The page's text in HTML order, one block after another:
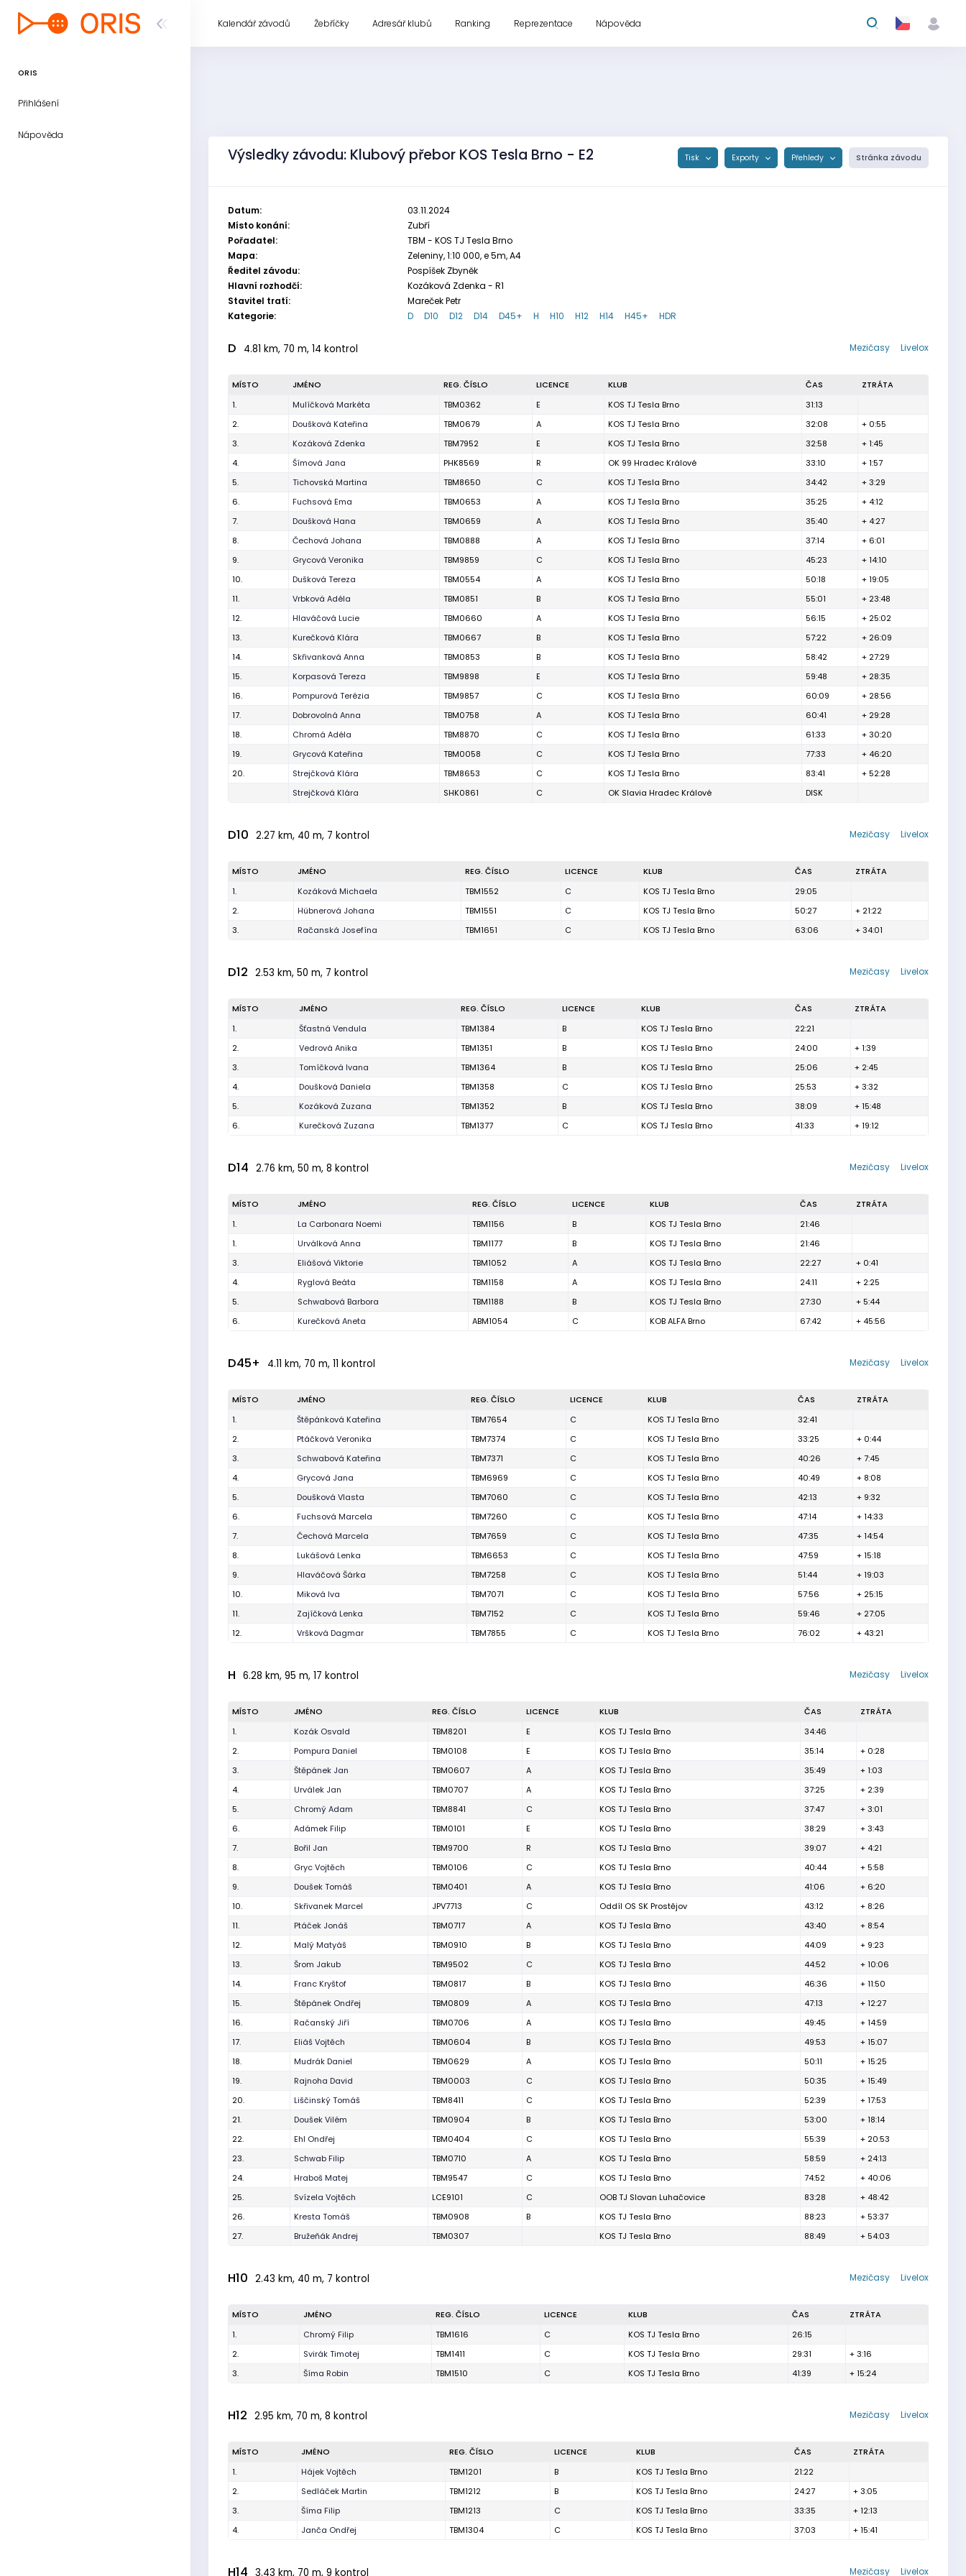
ORIS
Přihlášení
Nápověda
Kalendář závodů Žebříčky Adresář klubů Ranking Reprezentace Nápověda
Výsledky závodu: Klubový přebor KOS Tesla Brno - E2 Tisk Exporty Přehledy Stránka závodu
Datum:
03.11.2024
Místo konání:
Zubří
Pořadatel:
TBM - KOS TJ Tesla Brno
Mapa:
Zeleniny, 1:10 000, e 5m, A4
Ředitel závodu:
Pospíšek Zbyněk
Hlavní rozhodčí:
Kozáková Zdenka - R1
Stavitel tratí:
Mareček Petr
Kategorie:
D D10 D12 D14 D45+ H H10 H12 H14 H45+ HDR
D 4.81 km, 70 m, 14 kontrol Livelox
Mezičasy
MÍSTO JMÉNO REG. ČÍSLO LICENCE KLUB ČAS
ZTRÁTA
1.
Mulíčková Markéta TBM0362 E KOS TJ Tesla Brno
31:13
2.
Doušková Kateřina TBM0679 A KOS TJ Tesla Brno 32:08
+ 0:55
3.
Kozáková Zdenka TBM7952 E KOS TJ Tesla Brno 32:58
+ 1:45
4.
Šímová Jana PHK8569 R OK 99 Hradec Králové 33:10
+ 1:57
5.
Tichovská Martina TBM8650 C KOS TJ Tesla Brno 34:42
+ 3:29
6.
Fuchsová Ema TBM0653 A KOS TJ Tesla Brno 35:25
+ 4:12
7.
Doušková Hana TBM0659 A KOS TJ Tesla Brno 35:40
+ 4:27
8.
Čechová Johana TBM0888 A KOS TJ Tesla Brno 37:14
+ 6:01
9.
Grycová Veronika TBM9859 C KOS TJ Tesla Brno 45:23
+ 14:10
10.
Dušková Tereza TBM0554 A KOS TJ Tesla Brno 50:18
+ 19:05
11.
Vrbková Adéla TBM0851 B KOS TJ Tesla Brno 55:01
+ 23:48
12.
Hlaváčová Lucie TBM0660 A KOS TJ Tesla Brno 56:15
+ 25:02
13.
Kurečková Klára TBM0667 B KOS TJ Tesla Brno 57:22
+ 26:09
14.
Skřivanková Anna TBM0853 B KOS TJ Tesla Brno 58:42
+ 27:29
15.
Korpasová Tereza TBM9898 E KOS TJ Tesla Brno 59:48
+ 28:35
16.
Pompurová Terézia TBM9857 C KOS TJ Tesla Brno 60:09
+ 28:56
17.
Dobrovolná Anna TBM0758 A KOS TJ Tesla Brno 60:41
+ 29:28
18.
Chromá Adéla TBM8870 C KOS TJ Tesla Brno 61:33
+ 30:20
19.
Grycová Kateřina TBM0058 C KOS TJ Tesla Brno 77:33
+ 46:20
20.
Strejčková Klára TBM8653 C KOS TJ Tesla Brno 83:41
+ 52:28
Strejčková Klára
SHK0861 C OK Slavia Hradec Králové DISK
D10 2.27 km, 40 m, 7 kontrol Livelox
Mezičasy
MÍSTO JMÉNO REG. ČÍSLO LICENCE KLUB ČAS
ZTRÁTA
1.
Kozáková Michaela TBM1552 C KOS TJ Tesla Brno
29:05
2.
Hübnerová Johana TBM1551 C KOS TJ Tesla Brno 50:27
+ 21:22
3.
Račanská Josefína TBM1651 C KOS TJ Tesla Brno 63:06 + 34:01
D12 2.53 km, 50 m, 7 kontrol Livelox
Mezičasy
MÍSTO JMÉNO REG. ČÍSLO LICENCE KLUB ČAS
ZTRÁTA
1.
Šťastná Vendula TBM1384 B KOS TJ Tesla Brno
22:21
2.
Vedrová Anika TBM1351 B KOS TJ Tesla Brno 24:00
+ 1:39
3.
Tomíčková Ivana TBM1364 B KOS TJ Tesla Brno 25:06
+ 2:45
4.
Doušková Daniela TBM1358 C KOS TJ Tesla Brno 25:53
+ 3:32
5.
Kozáková Zuzana TBM1352 B KOS TJ Tesla Brno 38:09
+ 15:48
6.
Kurečková Zuzana TBM1377 C KOS TJ Tesla Brno 41:33 + 19:12
D14 2.76 km, 50 m, 8 kontrol Livelox
Mezičasy
MÍSTO JMÉNO REG. ČÍSLO LICENCE KLUB ČAS
ZTRÁTA
1.
La Carbonara Noemi TBM1156 B KOS TJ Tesla Brno
21:46
1.
Urválková Anna TBM1177 B KOS TJ Tesla Brno
21:46
3.
Eliášová Viktorie TBM1052 A KOS TJ Tesla Brno 22:27
+ 0:41
4.
Ryglová Beáta TBM1158 A KOS TJ Tesla Brno 24:11
+ 2:25
5.
Schwabová Barbora TBM1188 B KOS TJ Tesla Brno 27:30
+ 5:44
6.
Kurečková Aneta ABM1054 C KOB ALFA Brno 67:42 + 45:56
D45+ 4.11 km, 70 m, 11 kontrol Livelox
Mezičasy
MÍSTO JMÉNO REG. ČÍSLO LICENCE KLUB ČAS
ZTRÁTA
1.
Štěpánková Kateřina TBM7654 C KOS TJ Tesla Brno
32:41
2.
Ptáčková Veronika TBM7374 C KOS TJ Tesla Brno 33:25
+ 0:44
3.
Schwabová Kateřina TBM7371 C KOS TJ Tesla Brno 40:26
+ 7:45
4.
Grycová Jana TBM6969 C KOS TJ Tesla Brno 40:49
+ 8:08
5.
Doušková Vlasta TBM7060 C KOS TJ Tesla Brno 42:13
+ 9:32
6.
Fuchsová Marcela TBM7260 C KOS TJ Tesla Brno 47:14
+ 14:33
7.
Čechová Marcela TBM7659 C KOS TJ Tesla Brno 47:35
+ 14:54
8.
Lukášová Lenka TBM6653 C KOS TJ Tesla Brno 47:59
+ 15:18
9.
Hlaváčová Šárka TBM7258 C KOS TJ Tesla Brno 51:44
+ 19:03
10.
Miková Iva TBM7071 C KOS TJ Tesla Brno 57:56
+ 25:15
11.
Zajíčková Lenka TBM7152 C KOS TJ Tesla Brno 59:46
+ 27:05
12.
Vršková Dagmar TBM7855 C KOS TJ Tesla Brno 76:02 + 43:21
H 6.28 km, 95 m, 17 kontrol Livelox
Mezičasy
MÍSTO JMÉNO REG. ČÍSLO LICENCE KLUB ČAS
ZTRÁTA
1.
Kozák Osvald TBM8201 E KOS TJ Tesla Brno
34:46
2.
Pompura Daniel TBM0108 E KOS TJ Tesla Brno 35:14
+ 0:28
3.
Štěpánek Jan TBM0607 A KOS TJ Tesla Brno 35:49
+ 1:03
4.
Urválek Jan TBM0707 A KOS TJ Tesla Brno 37:25
+ 2:39
5.
Chromý Adam TBM8841 C KOS TJ Tesla Brno 37:47
+ 3:01
6.
Adámek Filip TBM0101 E KOS TJ Tesla Brno 38:29
+ 3:43
7.
Bořil Jan TBM9700 R KOS TJ Tesla Brno 39:07
+ 4:21
8.
Gryc Vojtěch TBM0106 C KOS TJ Tesla Brno 40:44
+ 5:58
9.
Doušek Tomáš TBM0401 A KOS TJ Tesla Brno 41:06
+ 6:20
10.
Skřivanek Marcel JPV7713 C Oddíl OS SK Prostějov 43:12
+ 8:26
11.
Ptáček Jonáš TBM0717 A KOS TJ Tesla Brno 43:40
+ 8:54
12.
Malý Matyáš TBM0910 B KOS TJ Tesla Brno 44:09
+ 9:23
13.
Šrom Jakub TBM9502 C KOS TJ Tesla Brno 44:52
+ 10:06
14.
Franc Kryštof TBM0817 B KOS TJ Tesla Brno 46:36
+ 11:50
15.
Štěpánek Ondřej TBM0809 A KOS TJ Tesla Brno 47:13
+ 12:27
16.
Račanský Jiří TBM0706 A KOS TJ Tesla Brno 49:45
+ 14:59
17.
Eliáš Vojtěch TBM0604 B KOS TJ Tesla Brno 49:53
+ 15:07
18.
Mudrák Daniel TBM0629 A KOS TJ Tesla Brno 50:11
+ 15:25
19.
Rajnoha David TBM0003 C KOS TJ Tesla Brno 50:35
+ 15:49
20.
Liščinský Tomáš TBM8411 C KOS TJ Tesla Brno 52:39
+ 17:53
21.
Doušek Vilém TBM0904 B KOS TJ Tesla Brno 53:00
+ 18:14
22.
Ehl Ondřej TBM0404 C KOS TJ Tesla Brno 55:39
+ 20:53
23.
Schwab Filip TBM0710 A KOS TJ Tesla Brno 58:59
+ 24:13
24.
Hraboš Matej TBM9547 C KOS TJ Tesla Brno 74:52
+ 40:06
25.
Svízela Vojtěch LCE9101 C OOB TJ Slovan Luhačovice 83:28
+ 48:42
26.
Kresta Tomáš TBM0908 B KOS TJ Tesla Brno 88:23
+ 53:37
27.
Bružeňák Andrej TBM0307 KOS TJ Tesla Brno 88:49 + 54:03
H10 2.43 km, 40 m, 7 kontrol Livelox
Mezičasy
MÍSTO JMÉNO REG. ČÍSLO LICENCE KLUB ČAS
ZTRÁTA
1.
Chromý Filip TBM1616 C KOS TJ Tesla Brno
26:15
2.
Svirák Timotej TBM1411 C KOS TJ Tesla Brno 29:31
+ 3:16
3.
Šíma Robin TBM1510 C KOS TJ Tesla Brno 41:39 + 15:24
H12 2.95 km, 70 m, 8 kontrol Livelox
Mezičasy
MÍSTO JMÉNO REG. ČÍSLO LICENCE KLUB ČAS
ZTRÁTA
1.
Hájek Vojtěch TBM1201 B KOS TJ Tesla Brno
21:22
2.
Sedláček Martin TBM1212 B KOS TJ Tesla Brno 24:27
+ 3:05
3.
Šíma Filip TBM1213 C KOS TJ Tesla Brno 33:35
+ 12:13
4.
Janča Ondřej TBM1304 C KOS TJ Tesla Brno 37:03 + 15:41
H14 3.43 km, 70 m, 9 kontrol Livelox
Mezičasy